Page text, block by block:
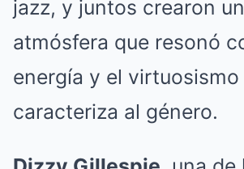
jazz, y juntos crearon
atmósfera que resonó
energía y el virtuosismo
caracteriza al género.